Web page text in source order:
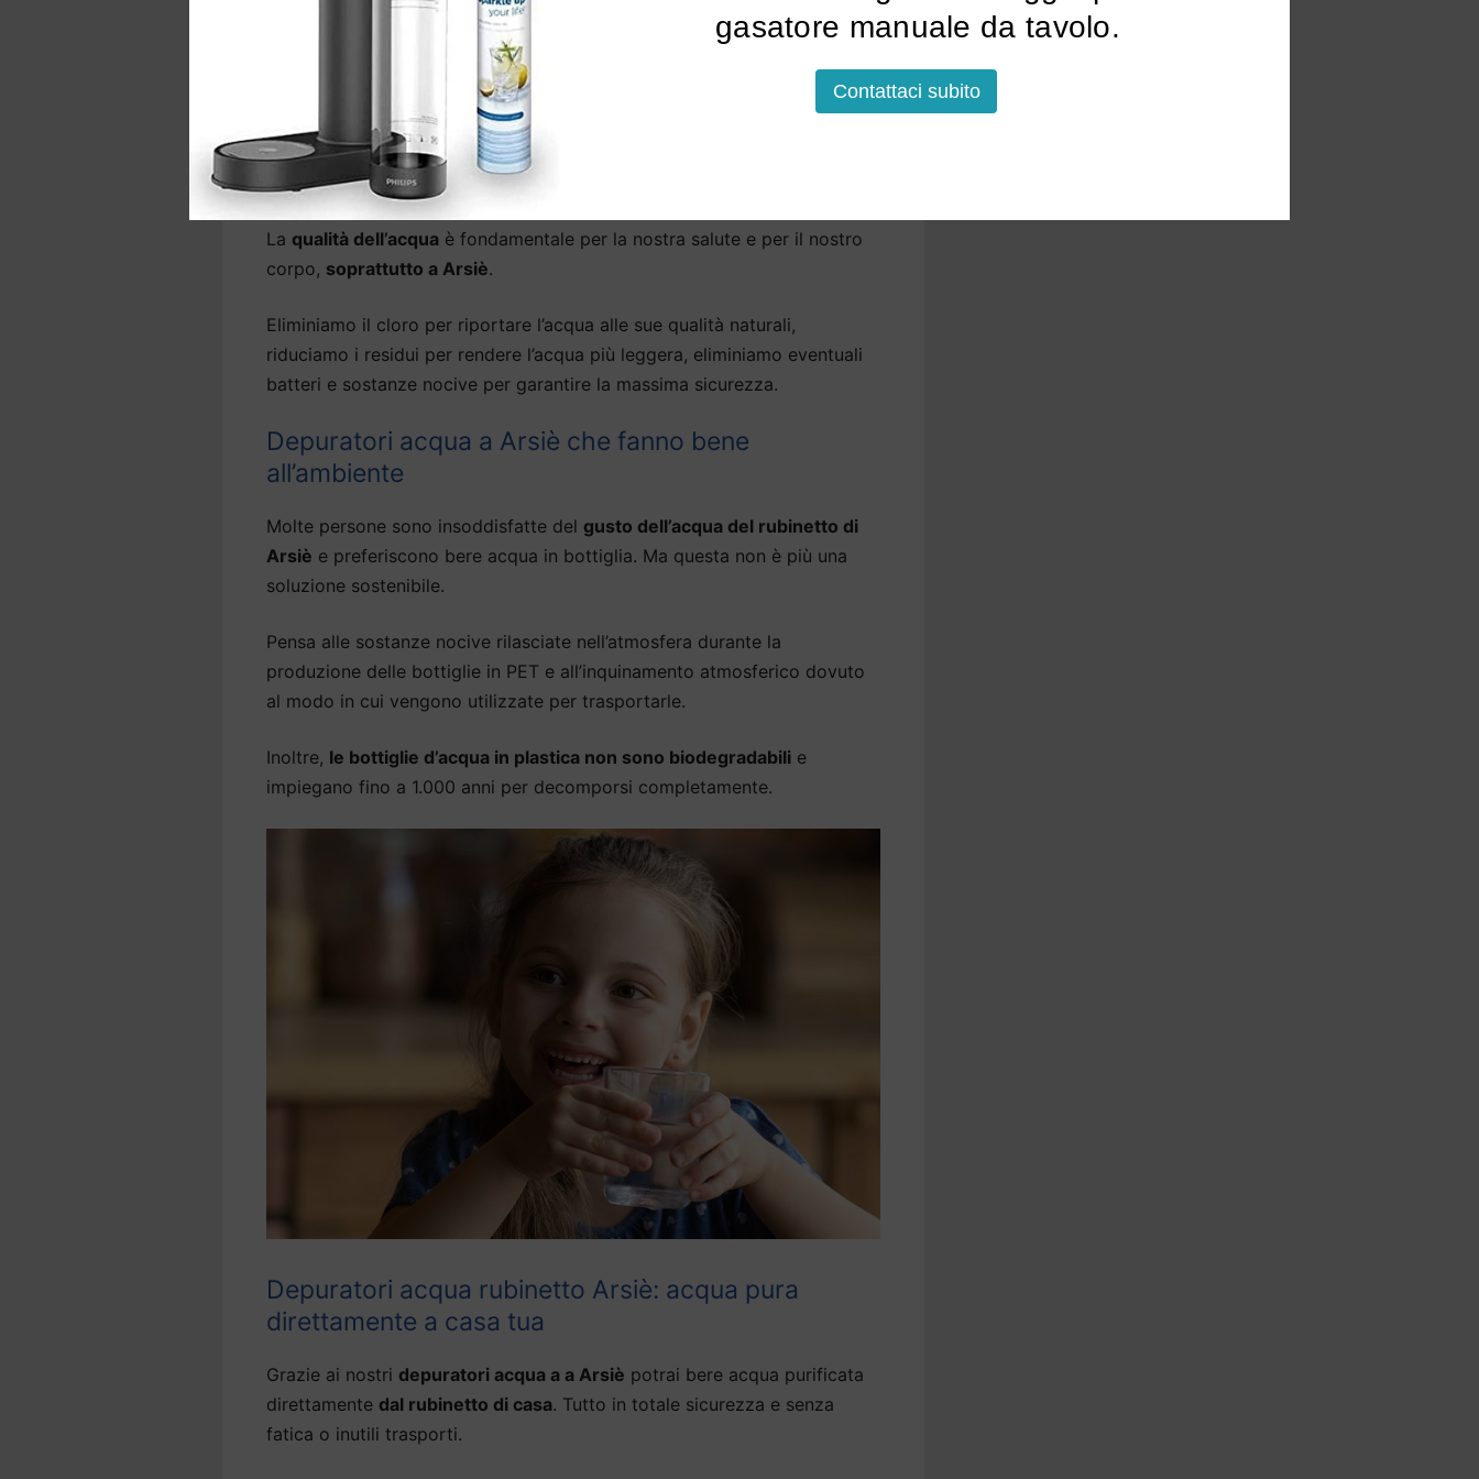
d’acqua precedentemente installato, acqua frizzante, fredda o bollente.
l’installazione a Arsiè
potrà avvenire sopra o sotto il
lavello e, per alcuni modelli, anche sotto la base della cucina.
Depuratori acqua casa Arsiè: tutti i vantaggi di un
depuratore
La qualità dell’acqua è fondamentale per la nostra salute e per il nostro
corpo, soprattutto a Arsiè.
Eliminiamo il cloro per riportare l’acqua alle sue qualità naturali,
riduciamo i residui per rendere l’acqua più leggera, eliminiamo eventuali
batteri e sostanze nocive per garantire la massima sicurezza.
Depuratori acqua a Arsiè che fanno bene
all’ambiente
Molte persone sono insoddisfatte del gusto dell’acqua del rubinetto di
Arsiè e preferiscono bere acqua in bottiglia. Ma questa non è più una
soluzione sostenibile.
Pensa alle sostanze nocive rilasciate nell’atmosfera durante la
produzione delle bottiglie in PET e all’inquinamento atmosferico dovuto
al modo in cui vengono utilizzate per trasportarle.
Inoltre, le bottiglie d’acqua in plastica non sono biodegradabili e
impiegano fino a 1.000 anni per decomporsi completamente.
Depuratori acqua rubinetto Arsiè: acqua pura
direttamente a casa tua
Grazie ai nostri depuratori acqua a a Arsiè potrai bere acqua purificata
direttamente dal rubinetto di casa. Tutto in totale sicurezza e senza
fatica o inutili trasporti.
gasatore manuale da tavolo.
Contattaci subito